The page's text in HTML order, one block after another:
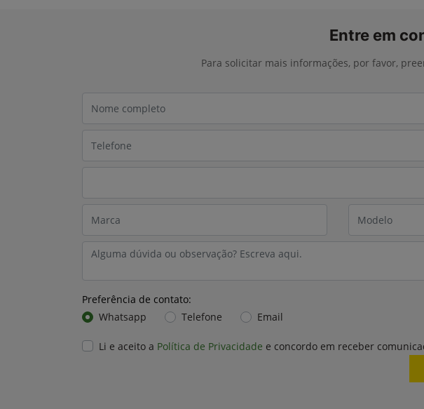
Entre em
Para solicitar mais informações, por favor,
Preferência de contato:
Whatsapp
Telefone Email
Li e aceito a Política de Privacidade e concordo em receber